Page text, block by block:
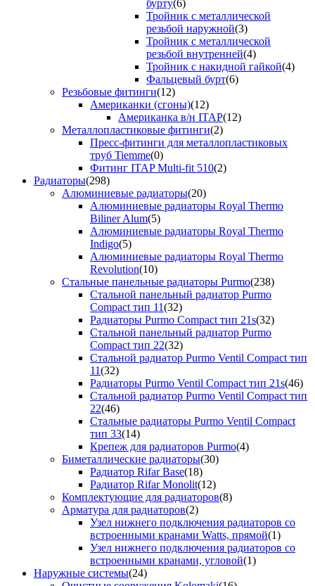
бурту(6)
Тройник с металлической
резьбой наружной(3)
Тройник с металлической
резьбой внутренней(4)
Тройник с накидной гайкой(4)
Фальцевый бурт(6)
Резьбовые фитинги(12)
Американки (сгоны)(12)
Американка в/н ITAP(12)
Металлопластиковые фитинги(2)
Пресс-фитинги для металлопластиковых
труб Tiemme(0)
Фитинг ITAP Multi-fit 510(2)
Радиаторы(298)
Алюминиевые радиаторы(20)
Алюминиевые радиаторы Royal Thermo
Biliner Alum(5)
Алюминиевые радиаторы Royal Thermo
Indigo(5)
Алюминиевые радиаторы Royal Thermo
Revolution(10)
Стальные панельные радиаторы Purmo(238)
Стальной панельный радиатор Purmo
Compact тип 11(32)
Радиаторы Purmo Compact тип 21s(32)
Стальной панельный радиатор Purmo
Compact тип 22(32)
Стальной радиатор Purmo Ventil Compact тип
11(32)
Радиаторы Purmo Ventil Compact тип 21s(46)
Стальной радиатор Purmo Ventil Compact тип
22(46)
Стальные радиаторы Purmo Ventil Compact
тип 33(14)
Крепеж для радиаторов Purmo(4)
Биметаллические радиаторы(30)
Радиатор Rifar Base(18)
Радиатор Rifar Monolit(12)
Комплектующие для радиаторов(8)
Арматура для радиаторов(2)
Узел нижнего подключения радиаторов со
встроенными кранами Watts, прямой(1)
Узел нижнего подключения радиаторов со
встроенными кранами, угловой(1)
Наружные системы(24)